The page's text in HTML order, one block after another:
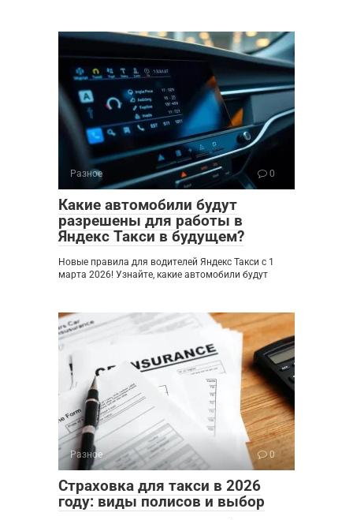
Разное 0
Какие автомобили будут
разрешены для работы в
Яндекс Такси в будущем?
Новые правила для водителей Яндекс Такси с 1
марта 2026! Узнайте, какие автомобили будут
Разное 0
Страховка для такси в 2026
году: виды полисов и выбор